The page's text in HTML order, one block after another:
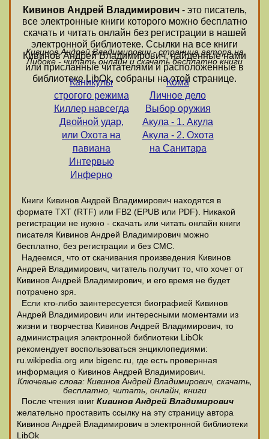
Кивинов Андрей Владимирович- это писатель,
все электронные книги которого можно бесплатно
скачать и читать онлайн без регистрации в нашей
электронной библиотеке. Ссылки на все книги
Кивинов Андрей Владимирович, найденные нами
или присланные читателями и расположенные в
библиотеке LibOk, собраны на этой странице.
Кивинов Андрей Владимирович - страница автора на
Либоке - читать онлайн и скачать бесплатно книги
Каникулы
строгого режима
Киллер навсегда
Двойной удар,
или Охота на
павиана
Интервью
Инферно
Кома
Личное дело
Выбор оружия
Акула - 1. Акула
Акула - 2. Охота
на Санитара
Книги Кивинов Андрей Владимирович находятся в
формате ТХТ (RTF) или FB2 (EPUB или PDF). Никакой
регистрации не нужно - скачать или читать онлайн книги
писателя Кивинов Андрей Владимирович можно
бесплатно, без регистрации и без СМС.
Надеемся, что от скачивания произведения Кивинов
Андрей Владимирович, читатель получит то, что хочет от
Кивинов Андрей Владимирович, и его время не будет
потрачено зря.
Если кто-либо заинтересуется биографией Кивинов
Андрей Владимирович или интересными моментами из
жизни и творчества Кивинов Андрей Владимирович, то
администрация электронной библиотеки LibOk
рекомендует воспользоваться энциклопедиями:
ru.wikipedia.org или bigenc.ru, где есть провернная
информация о Кивинов Андрей Владимирович.
Ключевые слова: Кивинов Андрей Владимирович, скачать,
бесплатно, читать, онлайн, книги
После чтения книг Кивинов Андрей Владимирович
желательно проставить ссылку на эту страницу автора
Кивинов Андрей Владимирович в электронной библиотеки
LibOk